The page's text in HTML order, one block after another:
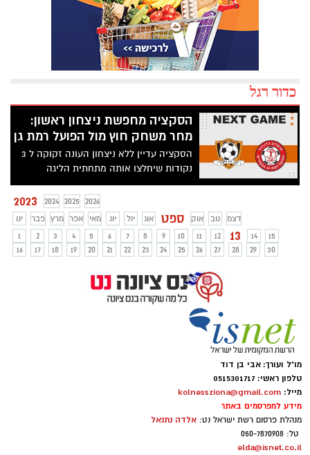
כדור רגל
הסקציה מחפשת ניצחון ראשון:
מחר משחק חוץ מול הפועל רמת גן
הסקציה עדיין ללא ניצחון העונה זקוקה ל 3
נקודות שיחלצו אותה מתחתית הליגה
הלאומית. היריבה, הפועל רמת גן שואפת
להכשיר את גידי קאניוק.
2023 2024 2025
2026
ינו
פבר מרץ אפר מאי יונ יול אוג ספט אוק נוב
דצמ
1
2 3 4 5 6 7 8 9 10 11 12 13 14
15
16
17 18 19 20 21 22 23 24 25 26 27 28 29 30
מו"ל ועורך: אבי בן דוד
טלפון ראשי: 0515301717
מייל: kolnessziona@gmail.com
מידע למפרסמים באתר
מנהלת פרסום רשת ישראל נט: אלדה נתנאל
טל: 050-7870908
elda@isnet.co.il